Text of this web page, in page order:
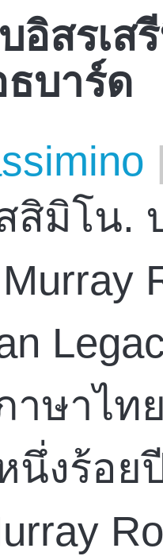
อิสรเส
ธบาร์ด
สิมิโน.
าษาไท
นึ่งร้อย